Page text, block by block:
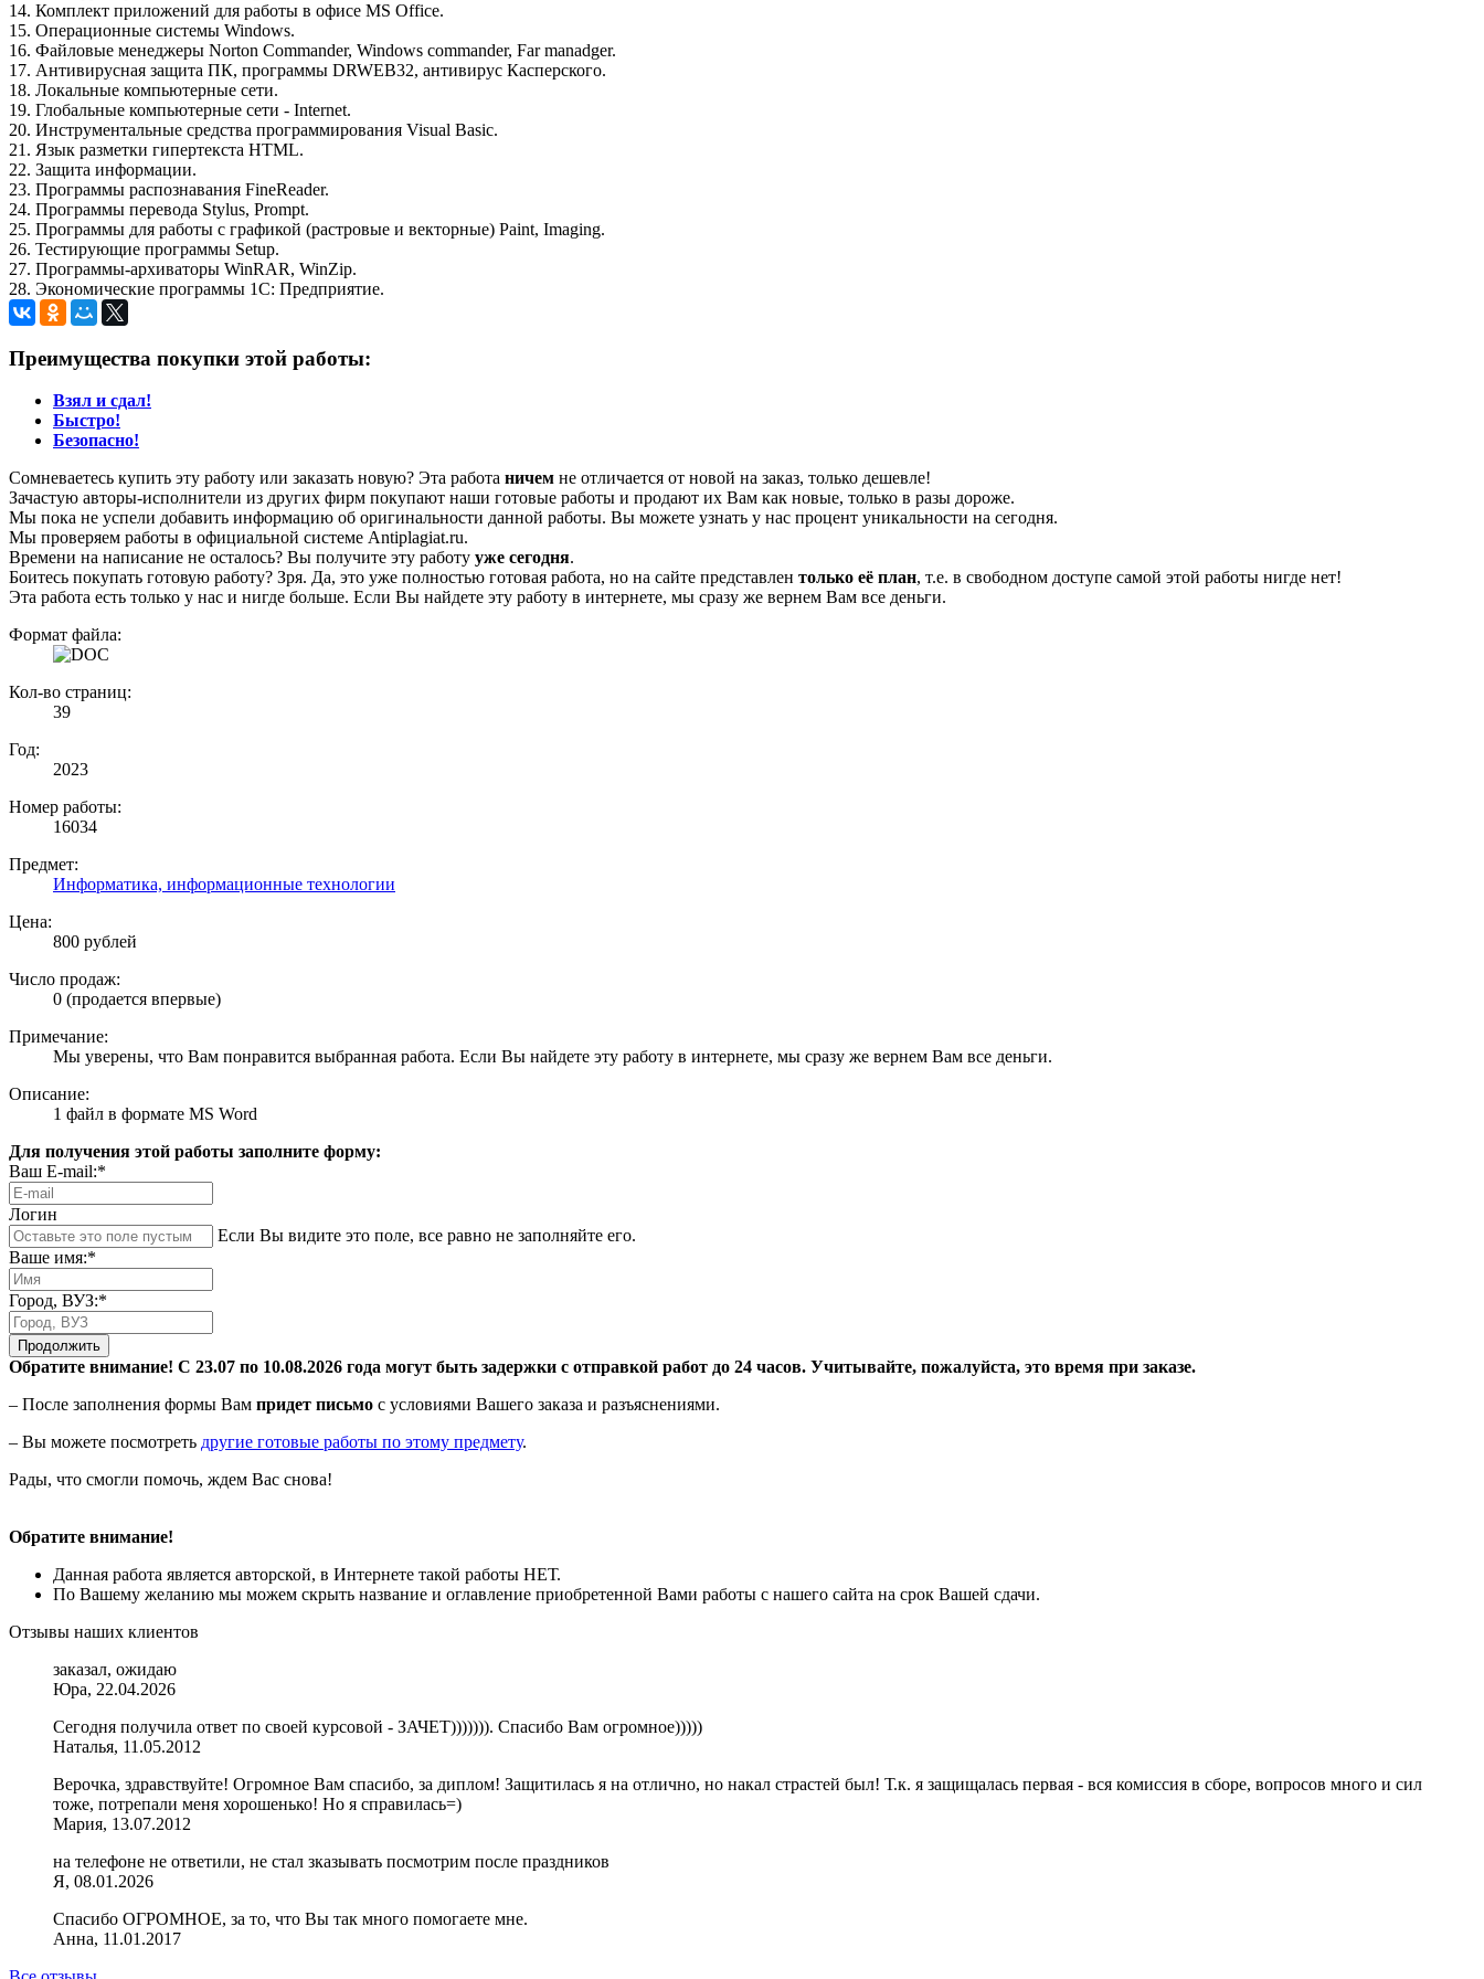
14. Комплект приложений для работы в офисе MS Office.
15. Операционные системы Windows.
16. Файловые менеджеры Norton Commander, Windows commander, Far manadger.
17. Антивирусная защита ПК, программы DRWEB32, антивирус Касперского.
18. Локальные компьютерные сети.
19. Глобальные компьютерные сети - Internet.
20. Инструментальные средства программирования Visual Basic.
21. Язык разметки гипертекста HTML.
22. Защита информации.
23. Программы распознавания FineReader.
24. Программы перевода Stylus, Prompt.
25. Программы для работы с графикой (растровые и векторные) Paint, Imaging.
26. Тестирующие программы Setup.
27. Программы-архиваторы WinRAR, WinZip.
28. Экономические программы 1C: Предприятие.
Преимущества покупки этой работы:
Взял и сдал!
Быстро!
Безопасно!
Сомневаетесь купить эту работу или заказать новую? Эта работа ничем не отличается от новой на заказ, только дешевле!
Зачастую авторы-исполнители из других фирм покупают наши готовые работы и продают их Вам как новые, только в разы дороже.
Мы пока не успели добавить информацию об оригинальности данной работы. Вы можете узнать у нас процент уникальности на сегодня.
Мы проверяем работы в официальной системе Аntiplagiat.ru.
Времени на написание не осталось? Вы получите эту работу уже сегодня.
Боитесь покупать готовую работу? Зря. Да, это уже полностью готовая работа, но на сайте представлен только её план, т.е. в свободном доступе самой этой работы нигде нет!
Эта работа есть только у нас и нигде больше. Если Вы найдете эту работу в интернете, мы сразу же вернем Вам все деньги.
Формат файла:
Кол-во страниц:
39
Год:
2023
Номер работы:
16034
Предмет:
Информатика, информационные технологии
Цена:
800 рублей
Число продаж:
0 (продается впервые)
Примечание:
Мы уверены, что Вам понравится выбранная работа. Если Вы найдете эту работу в интернете, мы сразу же вернем Вам все деньги.
Описание:
1 файл в формате MS Word
Для получения этой работы заполните форму:
Ваш E-mail:*
Логин
Если Вы видите это поле, все равно не заполняйте его.
Ваше имя:*
Город, ВУЗ:*
Продолжить
Обратите внимание! С 23.07 по 10.08.2026 года могут быть задержки с отправкой работ до 24 часов. Учитывайте, пожалуйста, это время при заказе.
– После заполнения формы Вам придет письмо с условиями Вашего заказа и разъяснениями.
– Вы можете посмотреть другие готовые работы по этому предмету.
Рады, что смогли помочь, ждем Вас снова!
Обратите внимание!
Данная работа является авторской, в Интернете такой работы НЕТ.
По Вашему желанию мы можем скрыть название и оглавление приобретенной Вами работы с нашего сайта на срок Вашей сдачи.
Отзывы наших клиентов
заказал, ожидаю
Юра, 22.04.2026
Сегодня получила ответ по своей курсовой - ЗАЧЕТ))))))). Спасибо Вам огромное)))))
Наталья, 11.05.2012
Верочка, здравствуйте! Огромное Вам спасибо, за диплом! Защитилась я на отлично, но накал страстей был! Т.к. я защищалась первая - вся комиссия в сборе, вопросов много и сил
тоже, потрепали меня хорошенько! Но я справилась=)
Мария, 13.07.2012
на телефоне не ответили, не стал зказывать посмотрим после праздников
Я, 08.01.2026
Спасибо ОГРОМНОЕ, за то, что Вы так много помогаете мне.
Анна, 11.01.2017